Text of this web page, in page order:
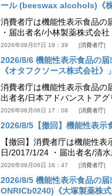
ール (beeswax alcohols)《
消費者庁は機能性表示食品の
・届出者名/小林製薬株式会
2026年08月07日 19：39 消費者庁
2026/8/6 機能性表示食品の
《オタフクソース株式会社
消費者庁は機能性表示食品の
出者名/日本アドバンストア
2026年08月06日 17：08 消費者庁
2026/8/5【撤回】機能性表示
【撤回】消費者庁は機能性
日/2017/1/24 ・届出者名/清
2026年08月06日 16：47 消費者庁
2026/8/5 機能性表示食品の
ONRICb0240)《大塚製薬株